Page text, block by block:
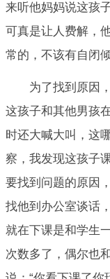
来听他妈妈说这孩
可真是让人费解，
常的，不该有自闭倾
为了找到原因
这孩子和其他男孩
时还大喊大叫，这
察，我发现这孩子
要找到问题的原因
找他到办公室谈话
就在下课是和学生
次数多了，偶尔也